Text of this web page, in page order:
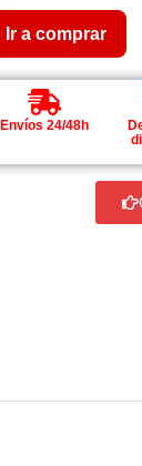
Ir a comprar
Envíos 24/48h